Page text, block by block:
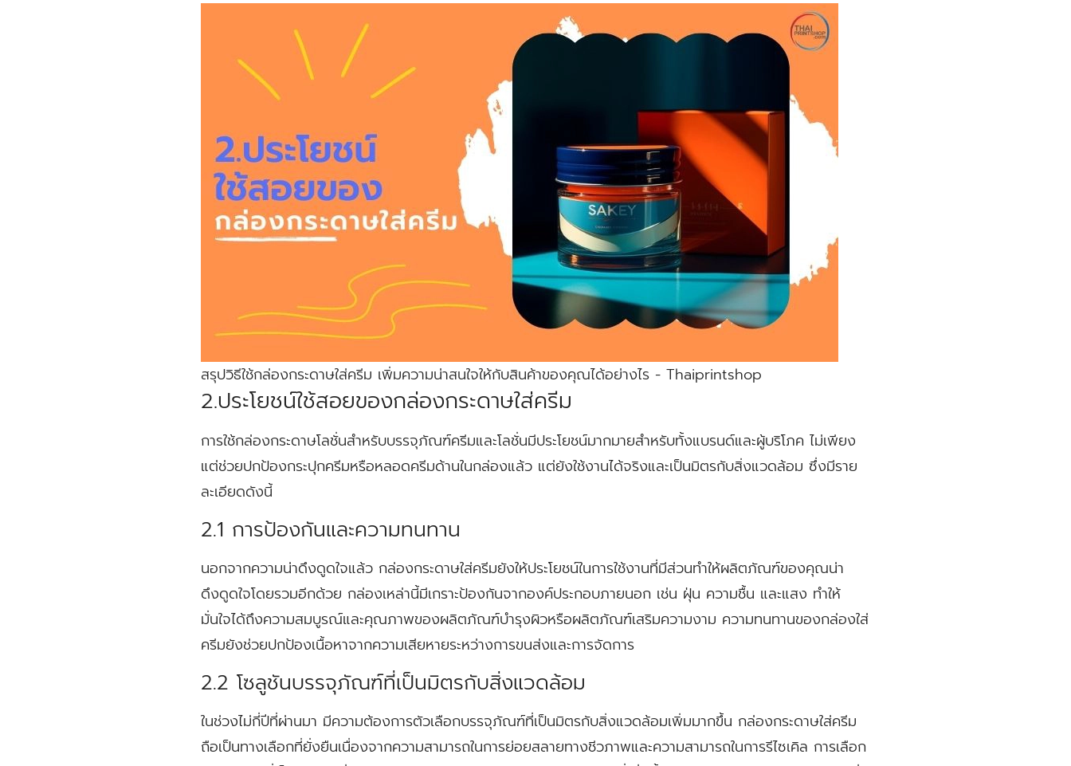
สรุปวิธีใช้กล่องกระดาษใส่ครีม เพิ่มความน่าสนใจให้กับสินค้าของคุณได้อย่างไร - Thaiprintshop
2.ประโยชน์ใช้สอยของกล่องกระดาษใส่ครีม
การใช้กล่องกระดาษโลชั่นสำหรับบรรจุภัณฑ์ครีมและโลชั่นมีประโยชน์มากมายสำหรับทั้งแบรนด์และผู้บริโภค ไม่เพียง
แต่ช่วยปกป้องกระปุกครีมหรือหลอดครีมด้านในกล่องแล้ว แต่ยังใช้งานได้จริงและเป็นมิตรกับสิ่งแวดล้อม ซึ่งมีราย
ละเอียดดังนี้
2.1 การป้องกันและความทนทาน
นอกจากความน่าดึงดูดใจแล้ว กล่องกระดาษใส่ครีมยังให้ประโยชน์ในการใช้งานที่มีส่วนทำให้ผลิตภัณฑ์ของคุณน่า
ดึงดูดใจโดยรวมอีกด้วย กล่องเหล่านี้มีเกราะป้องกันจากองค์ประกอบภายนอก เช่น ฝุ่น ความชื้น และแสง ทำให้
มั่นใจได้ถึงความสมบูรณ์และคุณภาพของผลิตภัณฑ์บำรุงผิวหรือผลิตภัณฑ์เสริมความงาม ความทนทานของกล่องใส่
ครีมยังช่วยปกป้องเนื้อหาจากความเสียหายระหว่างการขนส่งและการจัดการ
2.2 โซลูชันบรรจุภัณฑ์ที่เป็นมิตรกับสิ่งแวดล้อม
ในช่วงไม่กี่ปีที่ผ่านมา มีความต้องการตัวเลือกบรรจุภัณฑ์ที่เป็นมิตรกับสิ่งแวดล้อมเพิ่มมากขึ้น กล่องกระดาษใส่ครีม
ถือเป็นทางเลือกที่ยั่งยืนเนื่องจากความสามารถในการย่อยสลายทางชีวภาพและความสามารถในการรีไซเคิล การเลือก